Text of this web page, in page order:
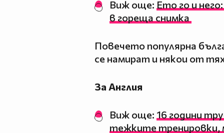
Виж още: Ето го и
в гореща снимка
Повечето популярна
се намират и някои от
За Англия
Виж още: 16 години
тежките